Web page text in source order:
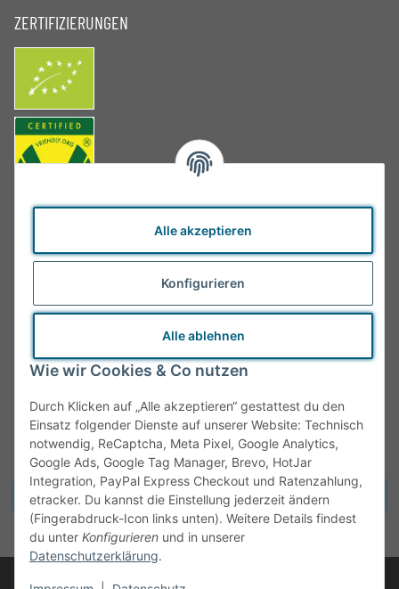
Alle akzeptieren
Konfigurieren
Alle ablehnen
Wie wir Cookies & Co nutzen
Durch Klicken auf „Alle akzeptieren“ gestattest du den
Einsatz folgender Dienste auf unserer Website: Technisch
notwendig, ReCaptcha, Meta Pixel, Google Analytics,
Google Ads, Google Tag Manager, Brevo, HotJar
Integration, PayPal Express Checkout und Ratenzahlung,
etracker. Du kannst die Einstellung jederzeit ändern
(Fingerabdruck-Icon links unten). Weitere Details findest
du unter Konfigurieren und in unserer
Datenschutzerklärung.
ZERTIFIZIERUNGEN
Vertrag widerrufen
* Alle Preise inkl. gesetzlicher MwSt., zzgl.Versand
© Tante Olga